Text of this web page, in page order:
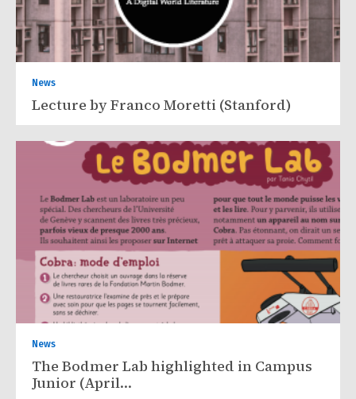
News
Lecture by Franco Moretti (Stanford)
News
The Bodmer Lab highlighted in Campus
Junior (April…